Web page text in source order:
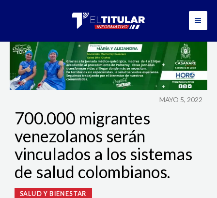
MAYO 5, 2022
700.000 migrantes
venezolanos serán
vinculados a los sistemas
de salud colombianos.
SALUD Y BIENESTAR